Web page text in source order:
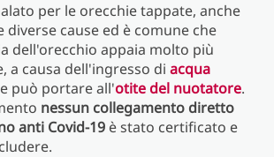
per le orecchie tappate, anche
diverse cause ed è comune che
dell'orecchio appaia molto più
a causa dell'ingresso di acqua
può portare all'otite del nuotatore.
nessun collegamento diretto
anti Covid-19 è stato certificato e